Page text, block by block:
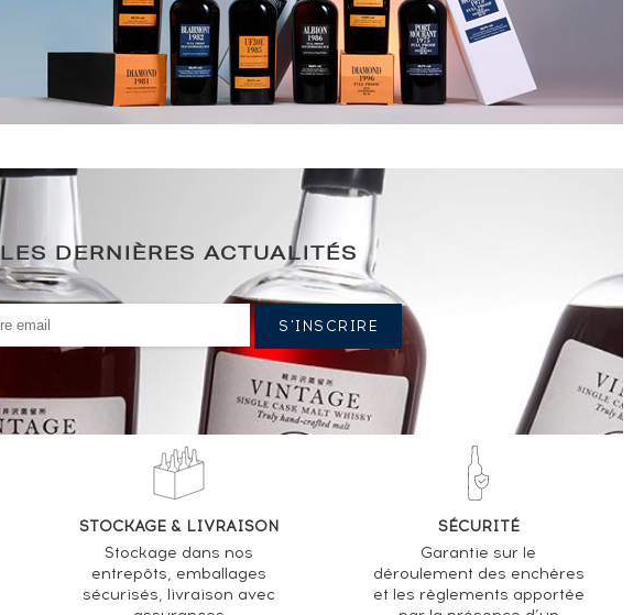
LES DERNIÈRES ACTUALITÉS
STOCKAGE & LIVRAISON
Stockage dans nos
entrepôts, emballages
sécurisés, livraison avec
SÉCURITÉ
Garantie sur le
déroulement des enchères
et les règlements apportée